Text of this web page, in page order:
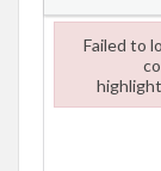
Failed to
Failed to